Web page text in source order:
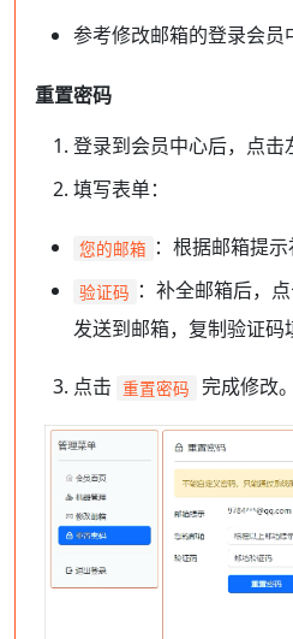
参考修改邮箱的登录会员
重置密码
登录到会员中心后，点击
填写表单：
您的邮箱 ：根据邮箱提示
验证码 ：补全邮箱后，
发送到邮箱，复制验证码
点击 重置密码 完成修改。